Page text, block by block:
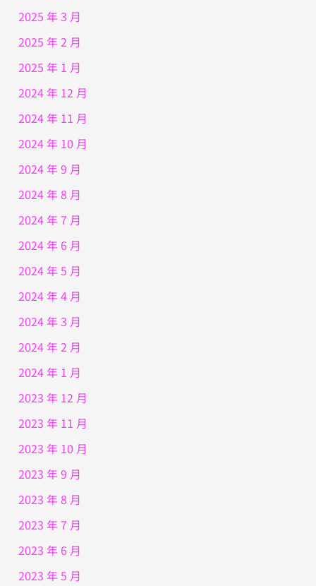
2025 年 3 月
2025 年 2 月
2025 年 1 月
2024 年 12 月
2024 年 11 月
2024 年 10 月
2024 年 9 月
2024 年 8 月
2024 年 7 月
2024 年 6 月
2024 年 5 月
2024 年 4 月
2024 年 3 月
2024 年 2 月
2024 年 1 月
2023 年 12 月
2023 年 11 月
2023 年 10 月
2023 年 9 月
2023 年 8 月
2023 年 7 月
2023 年 6 月
2023 年 5 月